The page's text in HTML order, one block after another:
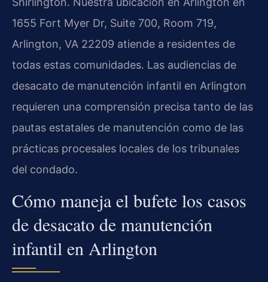
1655 Fort Myer Dr, Suite 700, Room 719,
Arlington, VA 22209 atiende a residentes de
todas estas comunidades. Las audiencias de
desacato de manutención infantil en Arlington
requieren una comprensión precisa tanto de las
pautas estatales de manutención como de las
prácticas procesales locales de los tribunales
del condado.
Cómo maneja el bufete los casos
de desacato de manutención
infantil en Arlington